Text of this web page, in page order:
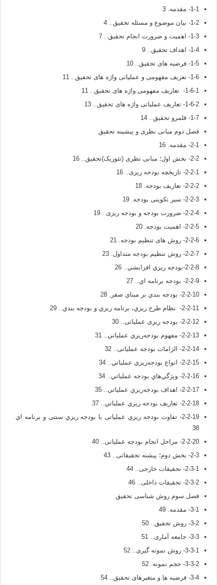
1-1- مقدمه. 3
1-2- بیان موضوع و مسئله تحقیق.. 4
1-3- اهمیت و ضرورت انجام تحقیق.. 7
1-4- اهداف تحقيق.. 9
1-5- فرضیه های تحقیق.. 10
1-6- تعریف مفهومی و عملیاتی واژه های تحقیق.. 11
1-6-1- تعاریف مفهومی واژه های تحقیق.. 11
1-6-2- تعاریف عملیاتی واژه های تحقیق.. 13
1-7- قلمرو تحقیق.. 14
فصل دوم مبانی نظری و پیشینه تحقیق
2-1- مقدمه. 16
2-2- بخش اول؛ مبانی نظری (تئوریک)تحقیق.. 16
2-2-1- تاریخچه بودجه ریزی.. 16
2-2-2- تعاریف بودجه. 18
2-2-3- سیر تکوینی بودجه. 19
2-2-4- ضرورت بودجه و بودجه ریزی.. 19
2-2-5- اهميت بودجه. 20
2-2-6- روش های تنظیم بودجه. 21
2-2-7- روش تنظيم بودجه متداول. 23
2-2-8-بودجه ريزي افزايشي.. 26
2-2-9- بودجه برنامه اي.. 27
2-2-10- بودجه بندي بر مبناي صفر. 28
2-2-11- نظام طرح ريزي، برنامه ريزي و بودجه بندي.. 29
2-2-12- بودجه ریزی عملیاتی.. 30
2-2-13- مفهوم بودجه‌ريزي عملياتي.. 31
2-2-14- الزامات بودجه عملیاتی.. 32
2-2-15- انواع بودجه‌ريزي عملياتي.. 34
2-2-16- ويژگي‌هاي بودجه‌ عملياتي.. 34
2-2-17- اهداف بودجه‌ريزي عملياتي.. 35
2-2-18- تعاريف بودجه ريزي عملياتي.. 37
2-2-19- تفاوت بودجه ریزي عملیاتی با بودجه ریزي سنتی و برنامه اي
38
2-2-20- مراحل انجام بودجه عملیاتی.. 40
2-3- بخش دوم؛ پیشنه تحقیقاتی.. 43
2-3-1- تحقیقات خارجی.. 44
2-3-2- تحقیقات داخلی.. 46
فصل سوم روش شناسی تحقیق
3-1- مقدمه. 49
3-2- روش تحقیق.. 50
3-3- جامعه آماری.. 51
3-3-1- روش نمونه گیری.. 52
3-3-2- حجم نمونه. 52
3-4- فرضیه ها و متغیرهای تحقیق.. 54